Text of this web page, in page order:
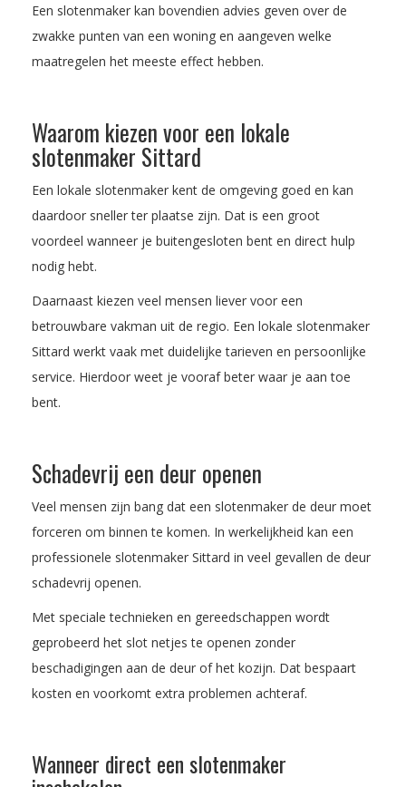
Een slotenmaker kan bovendien advies geven over de
zwakke punten van een woning en aangeven welke
maatregelen het meeste effect hebben.
Waarom kiezen voor een lokale
slotenmaker Sittard
Een lokale slotenmaker kent de omgeving goed en kan
daardoor sneller ter plaatse zijn. Dat is een groot
voordeel wanneer je buitengesloten bent en direct hulp
nodig hebt.
Daarnaast kiezen veel mensen liever voor een
betrouwbare vakman uit de regio. Een lokale slotenmaker
Sittard werkt vaak met duidelijke tarieven en persoonlijke
service. Hierdoor weet je vooraf beter waar je aan toe
bent.
Schadevrij een deur openen
Veel mensen zijn bang dat een slotenmaker de deur moet
forceren om binnen te komen. In werkelijkheid kan een
professionele slotenmaker Sittard in veel gevallen de deur
schadevrij openen.
Met speciale technieken en gereedschappen wordt
geprobeerd het slot netjes te openen zonder
beschadigingen aan de deur of het kozijn. Dat bespaart
kosten en voorkomt extra problemen achteraf.
Wanneer direct een slotenmaker